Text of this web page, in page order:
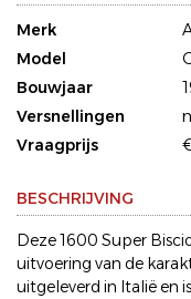
Merk
Model
Bouwjaar
Versnellingen
Vraagprijs
BESCHRIJVING
Deze 1600 Super
uitvoering van de
uitgeleverd in Italië en